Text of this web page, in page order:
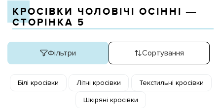
КРОСІВКИ ЧОЛОВІЧІ ОСІННІ ―
СТОРІНКА 5
Фільтри Сортування
Білі кросівки Літні кросівки Текстильні кросівки
Шкіряні кросівки